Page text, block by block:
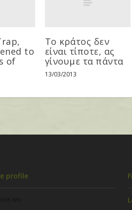
to
of
Το κράτος δεν
είναι τίποτε, ας
γίνουμε τα πάντα
13/03/2013
profile